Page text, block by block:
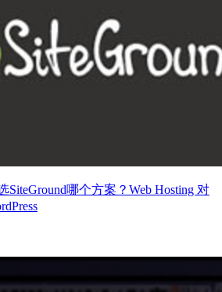
SiteGround哪个方案？Web Hosting 对